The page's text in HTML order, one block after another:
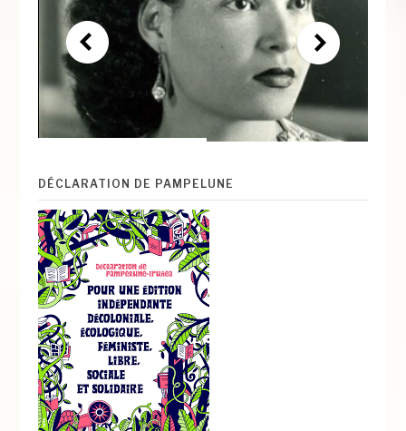
DÉCLARATION DE PAMPELUNE